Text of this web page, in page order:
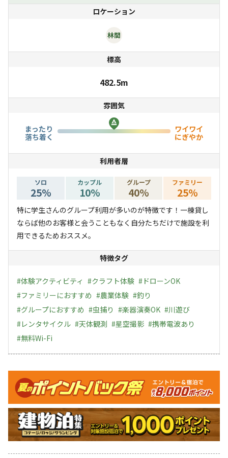
沢歩き、癒しの森のトレッキング、農業体験や雪かき体
ぜひ、森林の分校ふざわで山村の暮らしを体験くださ
ロケーション
林間
標高
482.5m
雰囲気
まったり
落ち着く
ワイワイ
にぎやか
利用者層
ソロ
25%
カップル
10%
グループ
40%
ファミリー
25%
特に学生さんのグループ利用が多いのが特徴です！一棟貸し
ならば他のお客様と会うこともなく自分たちだけで施設を利
用できるためおススメ。
特徴タグ
#体験アクティビティ #クラフト体験 # ドローンOK
#ファミリーにおすすめ #農業体験 #釣り
#グループにおすすめ #虫捕り #楽器演奏OK #川遊び
#レンタサイクル #天体観測 #星空撮影 #携帯電波あり
#無料Wi-Fi
キャンペーン